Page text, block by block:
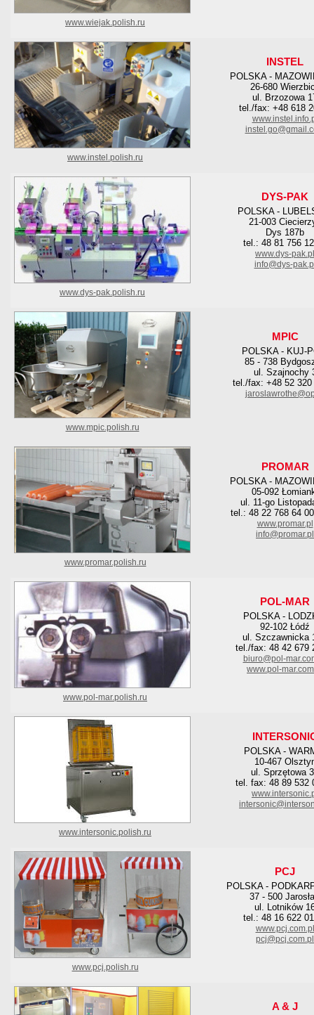
www.wiejak.polish.ru
INSTEL
POLSKA -
26-680
ul. Brzozowa
tel./fax: +48 618
www.instel.polish.ru
DYS-PAK
POLSKA -
21-003
Dys 187b
tel.: 48 81 756
www.dys-pak.pl
info@dys-
www.dys-pak.polish.ru
MPIC
POLSKA - KUJ-
85 - 738
ul. Szajnochy
tel./fax: +48 52 320
www.mpic.polish.ru
PROMAR
POLSKA -
05-092
ul. 11-go
tel.: 48 22 768 64
www.promar.pl
info@promar.pl
www.promar.polish.ru
POL-MAR
POLSKA -
92-102 Łódź
ul. Szczawnicka
tel./fax: 48 42 679
biuro@pol-
www.pol-
www.pol-mar.polish.ru
POLSKA -
10-467
ul. Sprzętowa
tel. fax: 48 89 532
www.intersonic.polish.ru
PCJ
POLSKA -
37 - 500
ul. Lotników
tel.: 48 16 622
www.pcj.com.pl
pcj@pcj.com.pl
www.pcj.polish.ru
A & J